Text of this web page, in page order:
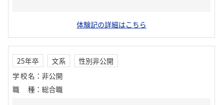
体験記の詳細はこちら
25年卒 文系
性別非公開
学校名 ： 非公開
職種 ： 総合職